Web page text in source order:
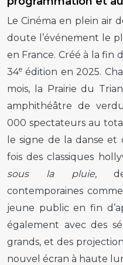
Le Cinéma en plein air
doute l’événement le
en France. Créé à la fin
34e édition en 2025.
mois, la Prairie du
amphithéâtre de
000 spectateurs au
le signe de la danse et
fois des classiques
sous la pluie,
contemporaines comme
jeune public en fin
également avec des
grands, et des
nouvel écran à haute